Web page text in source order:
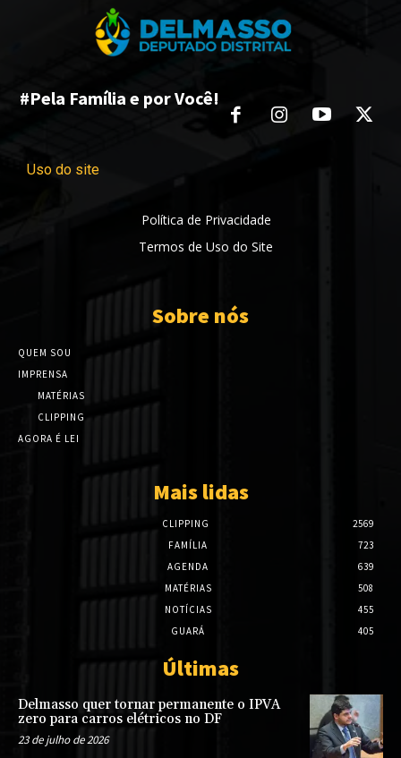
#Pela Família e por Você!
Uso do site
Política de Privacidade
Termos de Uso do Site
Sobre nós
QUEM SOU
IMPRENSA
MATÉRIAS
CLIPPING
AGORA É LEI
Mais lidas
CLIPPING
2569
FAMÍLIA
723
AGENDA
639
MATÉRIAS
508
NOTÍCIAS
455
GUARÁ
405
Últimas
Delmasso quer tornar permanente o IPVA
zero para carros elétricos no DF
23 de julho de 2026